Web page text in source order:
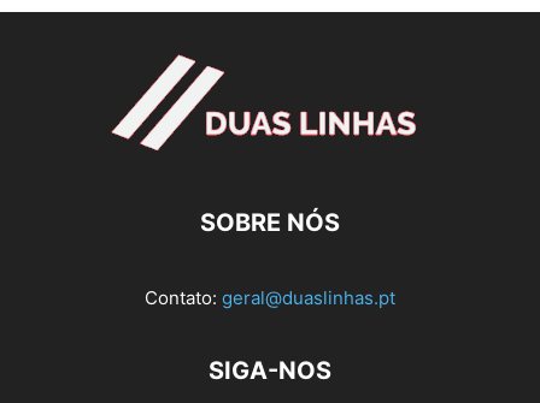
SOBRE NÓS
Contato: geral@duaslinhas.pt
SIGA-NOS